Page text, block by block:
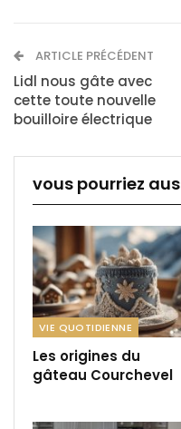
ARTICLE PRÉCÉDENT
Lidl nous gâte avec
cette toute nouvelle
bouilloire électrique
vous pourriez
VIE QUOTIDIENNE
Les origines du
gâteau Courchevel